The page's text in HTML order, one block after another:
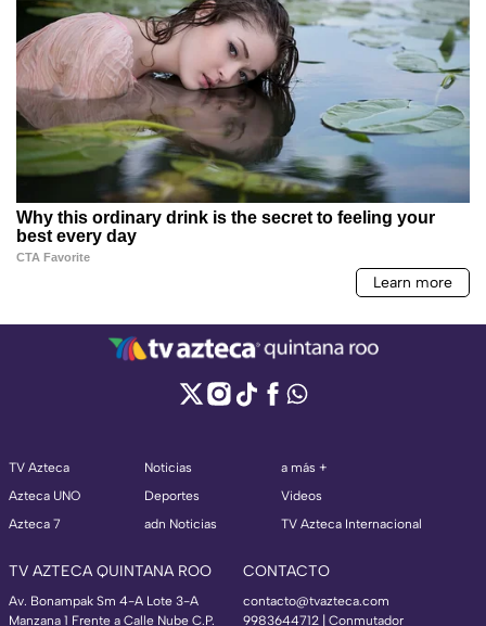
TV Azteca
Azteca UNO
Azteca 7
Noticias
Deportes
adn Noticias
a más +
Videos
TV Azteca Internacional
TV AZTECA QUINTANA ROO
Av. Bonampak Sm 4-A Lote 3-A
Manzana 1 Frente a Calle Nube C.P.
CONTACTO
contacto@tvazteca.com
9983644712 | Conmutador